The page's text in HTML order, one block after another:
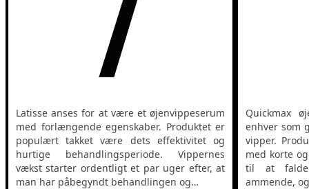
Latisse anses for at være et øjenvippeserum
med forlængende egenskaber. Produktet er
populært takket være dets effektivitet og
hurtige behandlingsperiode. Vippernes
vækst starter ordentligt et par uger efter, at
man har påbegyndt behandlingen og…
Quickmax
enhver som
vipper.
med korte
til at falde
ammende,